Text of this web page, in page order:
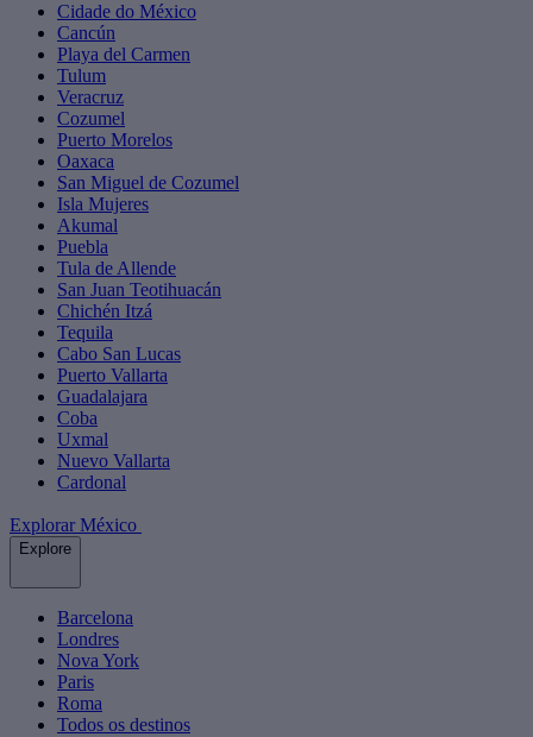
Cidade do México
Cancún
Playa del Carmen
Tulum
Veracruz
Cozumel
Puerto Morelos
Oaxaca
San Miguel de Cozumel
Isla Mujeres
Akumal
Puebla
Tula de Allende
San Juan Teotihuacán
Chichén Itzá
Tequila
Cabo San Lucas
Puerto Vallarta
Guadalajara
Coba
Uxmal
Nuevo Vallarta
Cardonal
Explorar México
Explore
Barcelona
Londres
Nova York
Paris
Roma
Todos os destinos